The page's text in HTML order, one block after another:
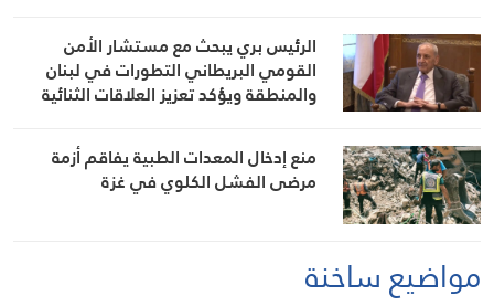
الرئيس بري يبحث مع مستشار الأمن
القومي البريطاني التطورات في لبنان
والمنطقة ويؤكد تعزيز العلاقات الثنائية
منع إدخال المعدات الطبية يفاقم أزمة
مرضى الفشل الكلوي في غزة
مواضيع ساخنة